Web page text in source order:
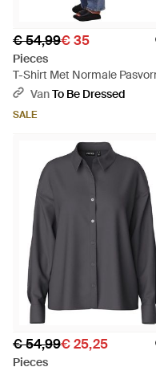
€ 54,99€ 35
Pieces
T-Shirt Met Normale
(Wolkendanser) - Blauw
VanTo Be Dressed
SALE
€ 54,99€ 25,25
Pieces